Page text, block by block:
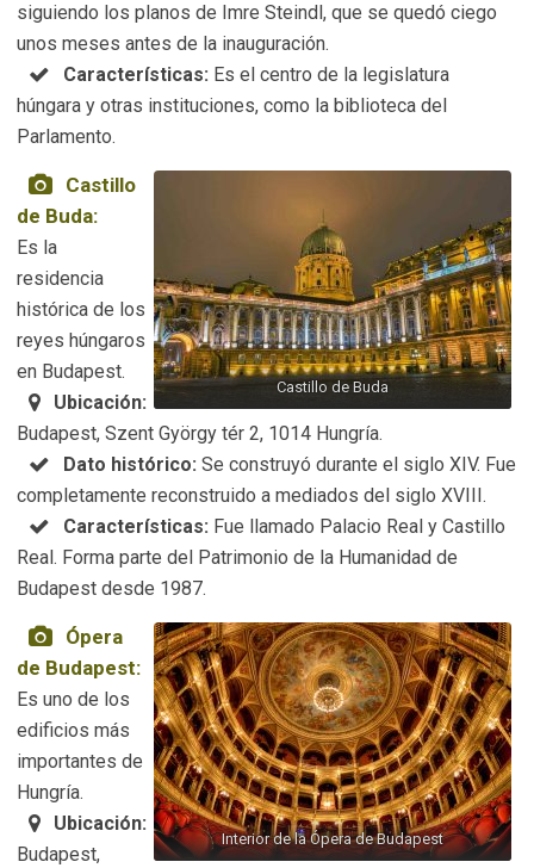
siguiendo los planos de Imre Steindl, que se quedó ciego
unos meses antes de la inauguración.
Características: Es el centro de la legislatura
húngara y otras instituciones, como la biblioteca del
Parlamento.
Castillo de Buda
Castillo
de Buda:
Es la
residencia
histórica de los
reyes húngaros
en Budapest.
Ubicación:
Budapest, Szent György tér 2, 1014 Hungría.
Dato histórico: Se construyó durante el siglo XIV. Fue
completamente reconstruido a mediados del siglo XVIII.
Características: Fue llamado Palacio Real y Castillo
Real. Forma parte del Patrimonio de la Humanidad de
Budapest desde 1987.
Interior de la Ópera de Budapest
Ópera
de Budapest:
Es uno de los
edificios más
importantes de
Hungría.
Ubicación:
Budapest,